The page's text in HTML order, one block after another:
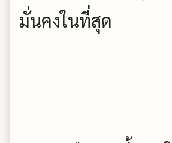
มั่นคงในที่สุด